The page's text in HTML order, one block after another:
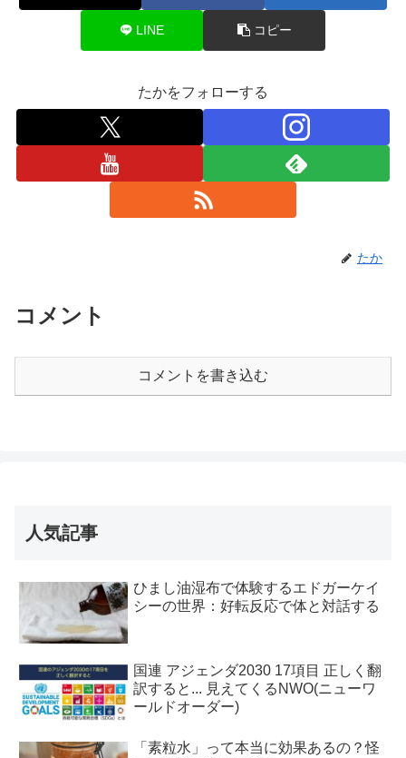
LINE コピー
たかをフォローする
たか
コメント
コメントを書き込む
人気記事
ひまし油湿布で体験するエドガーケイ
シーの世界：好転反応で体と対話する
国連 アジェンダ2030 17項目 正しく翻
訳すると... 見えてくるNWO(ニューワ
ールドオーダー)
「素粒水」って本当に効果あるの？怪